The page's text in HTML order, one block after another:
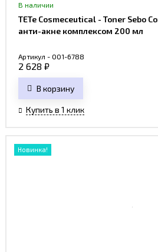
В наличии
TETe Cosmeceutical - Toner Sebo
анти-акне комплексом 200 мл
Артикул - 001-6788
2 628 ₽
В корзину
Купить в 1 клик
Новинка!